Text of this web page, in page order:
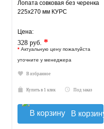
Лопата совковая без черенка
225х270 мм КУРС
Цена:
328 руб. *
* Актуальную цену пожалуйста
уточните у менеджера
В избранное
Купить в 1 клик Под заказ
В корзину